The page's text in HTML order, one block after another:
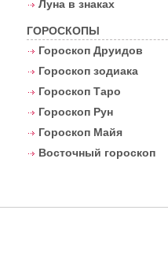
Луна в знаках
ГОРОСКОПЫ
Гороскоп Друидов
Гороскоп зодиака
Гороскоп Таро
Гороскоп Рун
Гороскоп Майя
Восточный гороскоп